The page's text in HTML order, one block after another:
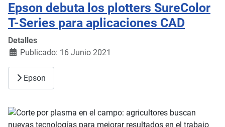
Epson debuta los plotters SureColor
T-Series para aplicaciones CAD
Detalles
Publicado: 16 Junio 2021
Epson